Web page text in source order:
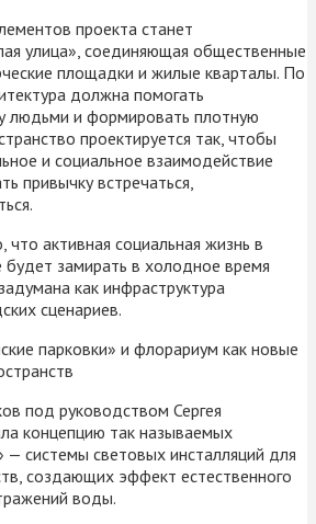
проекта станет
улица», соединяющая общественные
площадки и жилые кварталы. По
должна помогать
людьми и формировать плотную
проектируется так, чтобы
и социальное взаимодействие
привычку встречаться,
активная социальная жизнь в
будет замирать в холодное время
как инфраструктура
сценариев.
парковки» и флорариум как новые
под руководством Сергея
концепцию так называемых
— системы световых инсталляций для
создающих эффект естественного
воды.